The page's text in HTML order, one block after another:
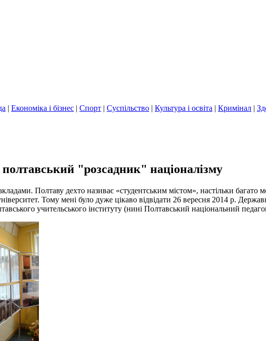
| Економіка і бізнес | Спорт | Суспільство | Культура і освіта | Кримінал |
"розсадник" націоналізму
Полтаву дехто називає «студентським містом», настільки
Тому мені було дуже цікаво відвідати 26 вересня 2014 р.
учительського інституту (нині Полтавський національний